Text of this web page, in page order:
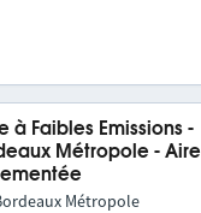
à Faibles Emissions -
Métropole - Aire
Métropole